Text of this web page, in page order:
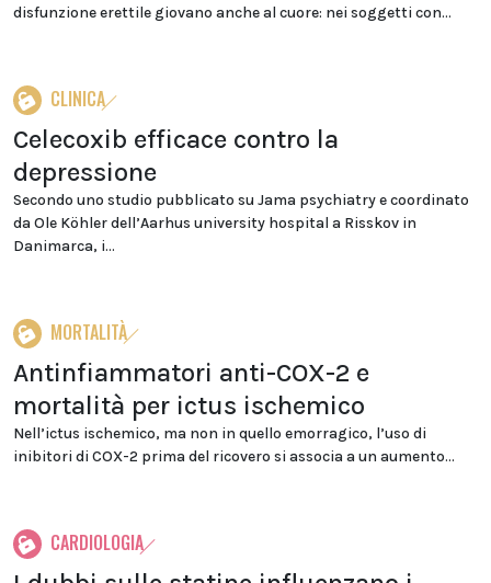
disfunzione erettile giovano anche al cuore: nei soggetti con...
CLINICA
Celecoxib efficace contro la
depressione
Secondo uno studio pubblicato su Jama psychiatry e coordinato
da Ole Köhler dell’Aarhus university hospital a Risskov in
Danimarca, i...
MORTALITÀ
Antinfiammatori anti-COX-2 e
mortalità per ictus ischemico
Nell’ictus ischemico, ma non in quello emorragico, l’uso di
inibitori di COX-2 prima del ricovero si associa a un aumento...
CARDIOLOGIA